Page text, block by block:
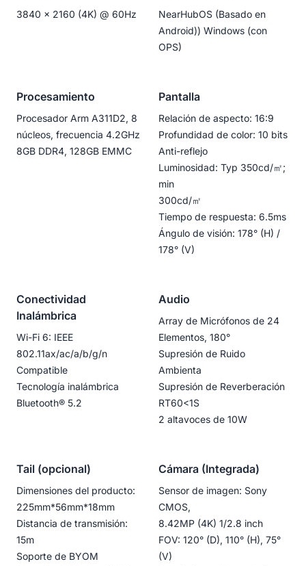
*Fleet Management is expected to release in Q3 2024
3840 x 2160 (4K) @ 60Hz
NearHubOS (Basado en
Android)) Windows (con
OPS)
Procesamiento
Procesador Arm A311D2, 8
núcleos, frecuencia 4.2GHz
8GB DDR4, 128GB EMMC
Pantalla
Relación de aspecto: 16:9
Profundidad de color: 10 bits
Anti-reflejo
Luminosidad: Typ 350cd/㎡;
min
300cd/㎡
Tiempo de respuesta: 6.5ms
Ángulo de visión: 178° (H) /
178° (V)
Conectividad
Inalámbrica
Wi-Fi 6: IEEE
802.11ax/ac/a/b/g/n
Compatible
Tecnología inalámbrica
Bluetooth®️ 5.2
Audio
Array de Micrófonos de 24
Elementos, 180°
Supresión de Ruido
Ambienta
Supresión de Reverberación
RT60<1S
2 altavoces de 10W
Tail (opcional)
Dimensiones del producto:
225mm*56mm*18mm
Distancia de transmisión:
15m
Soporte de BYOM
Cámara (Integrada)
Sensor de imagen: Sony
CMOS,
8.42MP (4K) 1/2.8 inch
FOV: 120° (D), 110° (H), 75°
(V)